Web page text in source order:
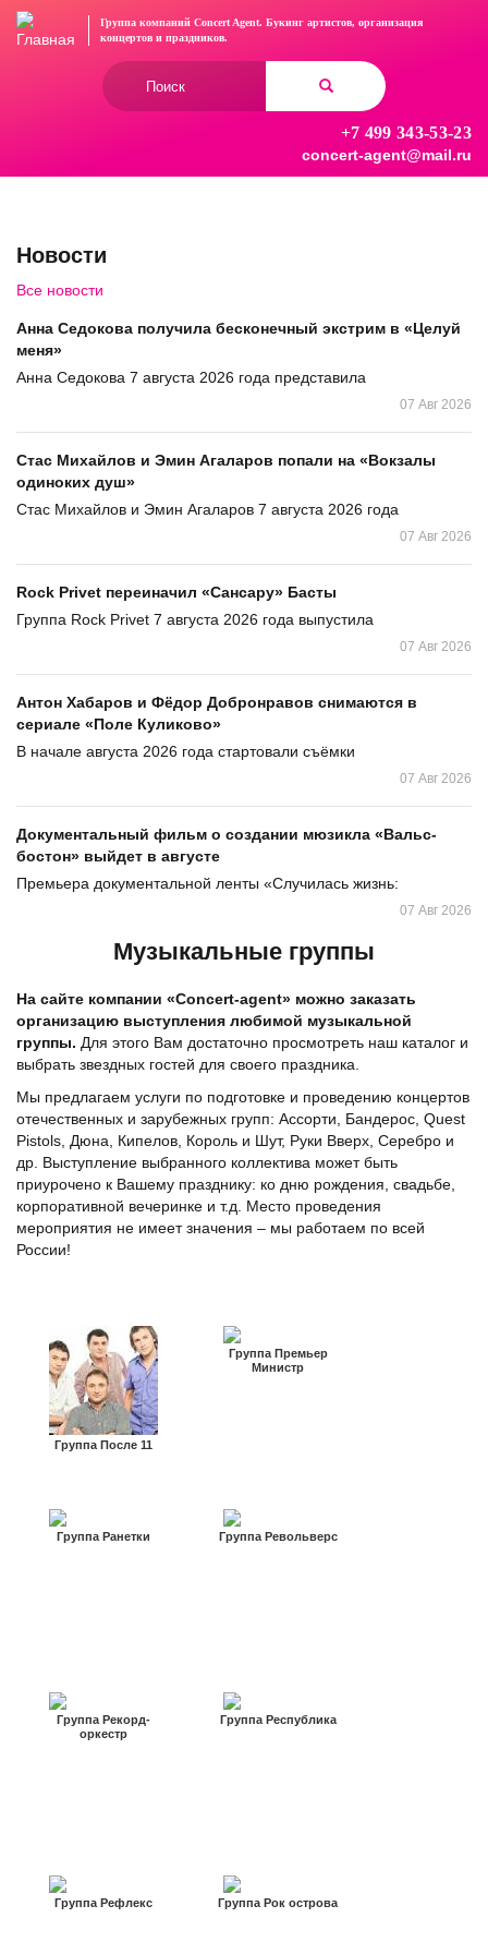
Перейти
Группа компаний Concert Agent. Букинг артистов, организация
концертови праздников.
+7 499 343-53-23
concert-agent@mail.ru
Новости
Все новости
Анна Седокова получила бесконечный экстрим в «Целуй
меня»
Анна Седокова 7 августа 2026 года представила
07 Авг 2026
Стас Михайлов и Эмин Агаларов попали на «Вокзалы
одиноких душ»
Стас Михайлов и Эмин Агаларов 7 августа 2026 года
07 Авг 2026
Rock Privet переиначил «Сансару» Басты
Группа Rock Privet 7 августа 2026 года выпустила
07 Авг 2026
Антон Хабаров и Фёдор Добронравов снимаются в
сериале «Поле Куликово»
В начале августа 2026 года стартовали съёмки
07 Авг 2026
Документальный фильм о создании мюзикла «Вальс-
бостон» выйдет в августе
Премьера документальной ленты «Случилась жизнь:
07 Авг 2026
Музыкальные группы
На сайте компании «Concert-agent» можно заказать
организацию выступления любимой музыкальной
группы. Для этого Вам достаточно просмотреть наш каталог и
выбрать звездных гостей для своего праздника.
Мы предлагаем услуги по подготовке и проведению концертов
отечественных и зарубежных групп: Ассорти, Бандерос, Quest
Pistols, Дюна, Кипелов, Король и Шут, Руки Вверх, Серебро и
др. Выступление выбранного коллектива может быть
приурочено к Вашему празднику: ко дню рождения, свадьбе,
корпоративной вечеринке и т.д. Место проведения
мероприятия не имеет значения – мы работаем по всей
России!
Группа После 11
Группа Премьер
Министр
Группа Ранетки Группа Револьверс
Группа Рекорд-
оркестр
Группа Республика
Группа Рефлекс Группа Рок острова